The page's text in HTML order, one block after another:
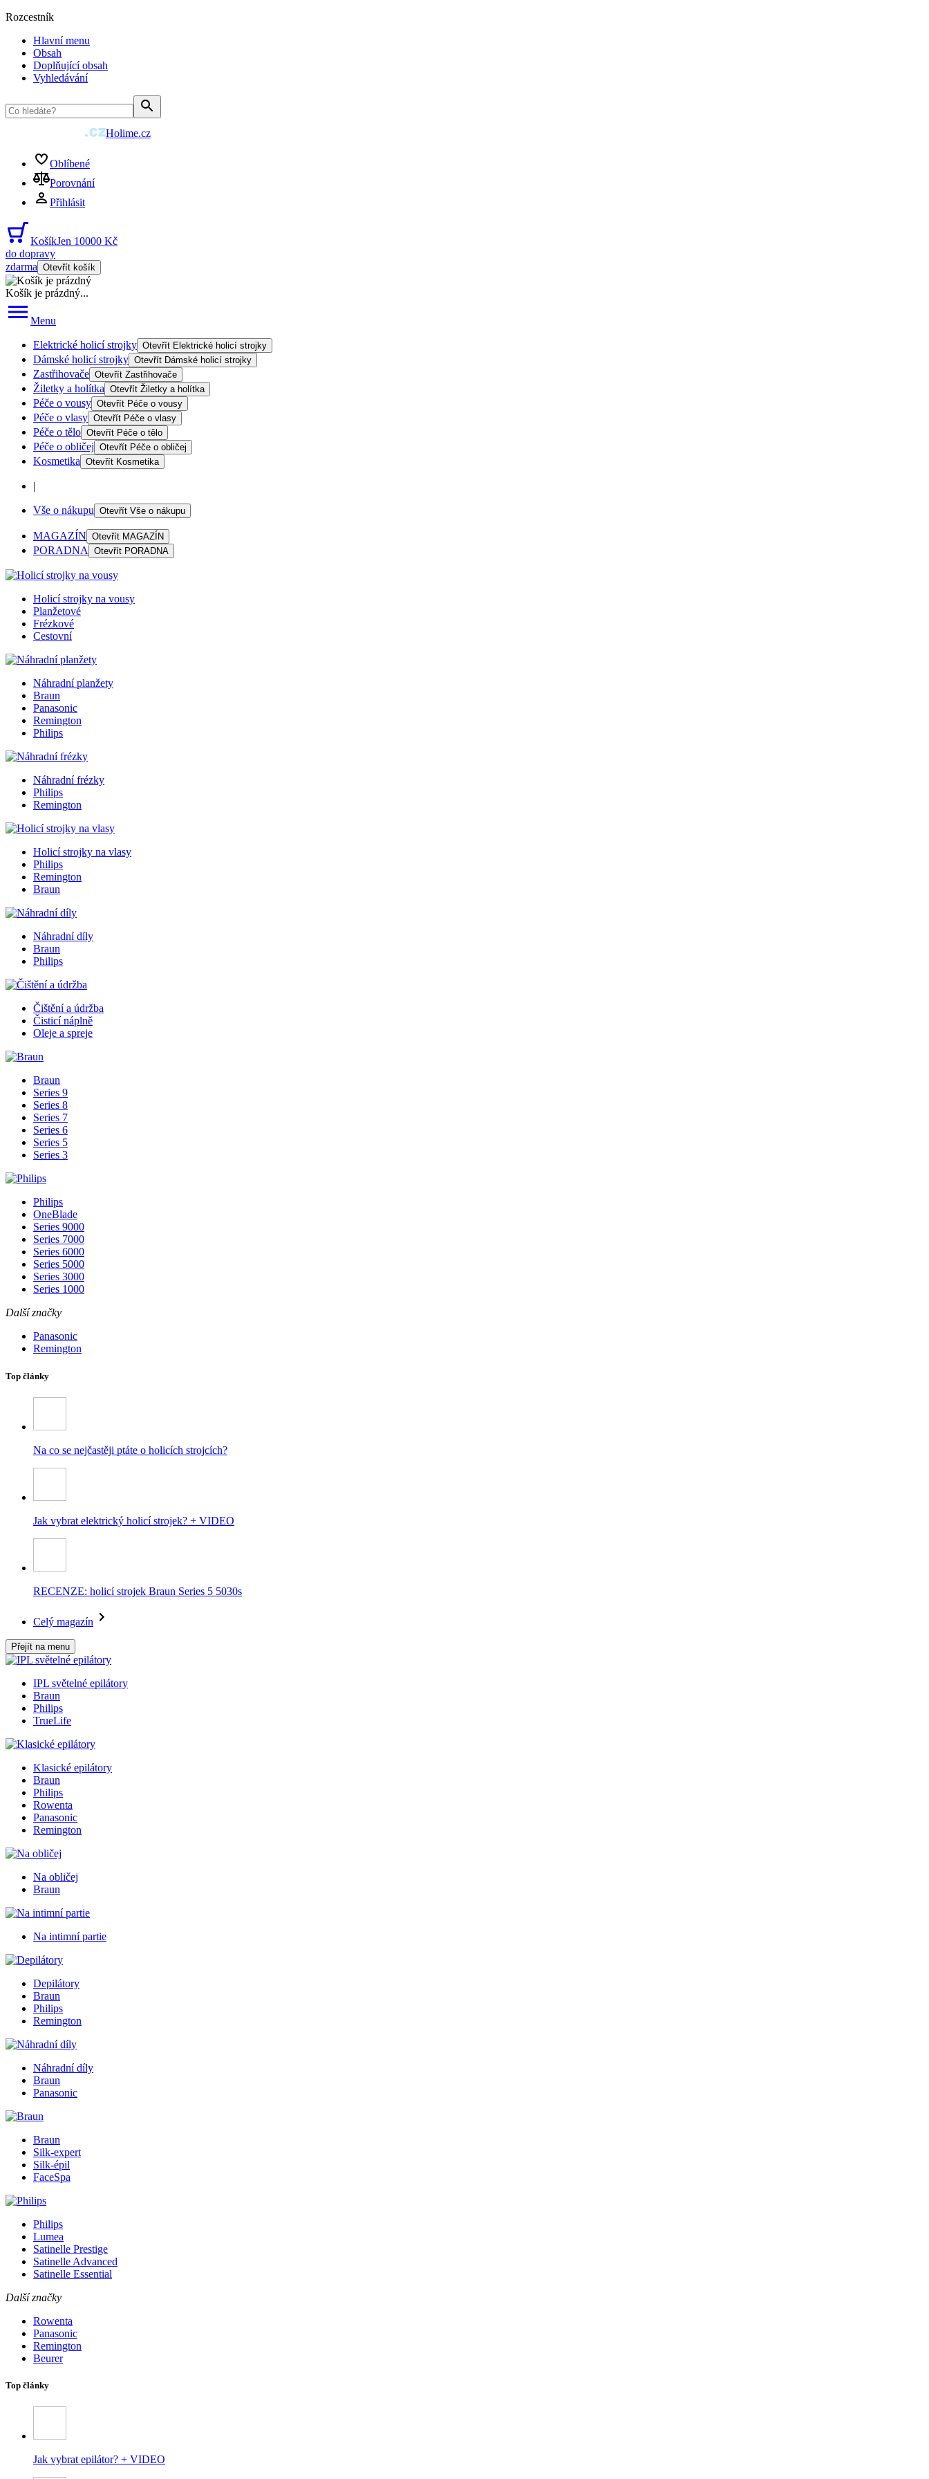
Rozcestník
Hlavní menu
Obsah
Doplňující obsah
Vyhledávání
Holime.cz
Oblíbené
Porovnání
Přihlásit
KošíkJen 10000 Kč
do dopravy
zdarma Otevřít košík
Košík je prázdný...
Menu
Elektrické holicí strojky Otevřít Elektrické holicí strojky
Dámské holicí strojky Otevřít Dámské holicí strojky
Zastřihovače Otevřít Zastřihovače
Žiletky a holítka Otevřít Žiletky a holítka
Péče o vousy Otevřít Péče o vousy
Péče o vlasy Otevřít Péče o vlasy
Péče o tělo Otevřít Péče o tělo
Péče o obličej Otevřít Péče o obličej
Kosmetika Otevřít Kosmetika
|
Vše o nákupu Otevřít Vše o nákupu
MAGAZÍN Otevřít MAGAZÍN
PORADNA Otevřít PORADNA
Holicí strojky na vousy
Planžetové
Frézkové
Cestovní
Náhradní planžety
Braun
Panasonic
Remington
Philips
Náhradní frézky
Philips
Remington
Holicí strojky na vlasy
Philips
Remington
Braun
Náhradní díly
Braun
Philips
Čištění a údržba
Čisticí náplně
Oleje a spreje
Braun
Series 9
Series 8
Series 7
Series 6
Series 5
Series 3
Philips
OneBlade
Series 9000
Series 7000
Series 6000
Series 5000
Series 3000
Series 1000
Další značky
Panasonic
Remington
Top články
Na co se nejčastěji ptáte o holicích strojcích?
Jak vybrat elektrický holicí strojek? + VIDEO
RECENZE: holicí strojek Braun Series 5 5030s
Celý magazín
Přejít na menu
IPL světelné epilátory
Braun
Philips
TrueLife
Klasické epilátory
Braun
Philips
Rowenta
Panasonic
Remington
Na obličej
Braun
Na intimní partie
Depilátory
Braun
Philips
Remington
Náhradní díly
Braun
Panasonic
Braun
Silk-expert
Silk-épil
FaceSpa
Philips
Lumea
Satinelle Prestige
Satinelle Advanced
Satinelle Essential
Další značky
Rowenta
Panasonic
Remington
Beurer
Top články
Jak vybrat epilátor? + VIDEO